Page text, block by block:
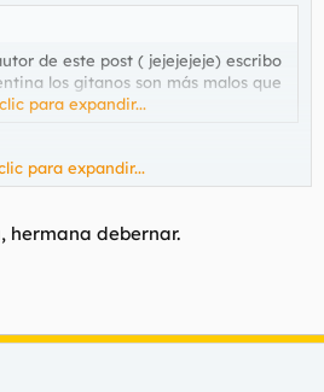
de este post ( jejejejeje) escribo
los gitanos son más malos que
para expandir...
para expandir...
hermana debernar.